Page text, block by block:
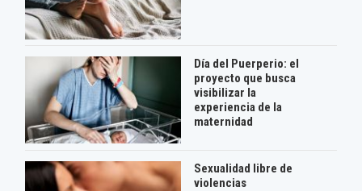
Día del Puerperio: el
proyecto que busca
visibilizar la
experiencia de la
maternidad
Sexualidad libre de
violencias